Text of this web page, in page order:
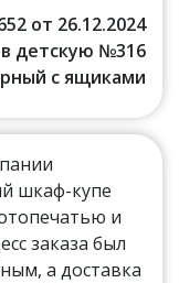
от 26.12.2024
детскую №316
с ящиками
шкаф-купе
и
заказа был
а доставка